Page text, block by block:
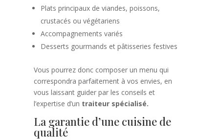
Plats principaux de viandes, poissons,
crustacés ou végétariens
Accompagnements variés
Desserts gourmands et pâtisseries festives
Vous pourrez donc composer un menu qui
correspondra parfaitement à vos envies, en
vous laissant guider par les conseils et
l’expertise d’un traiteur spécialisé.
La garantie d’une cuisine de
qualité